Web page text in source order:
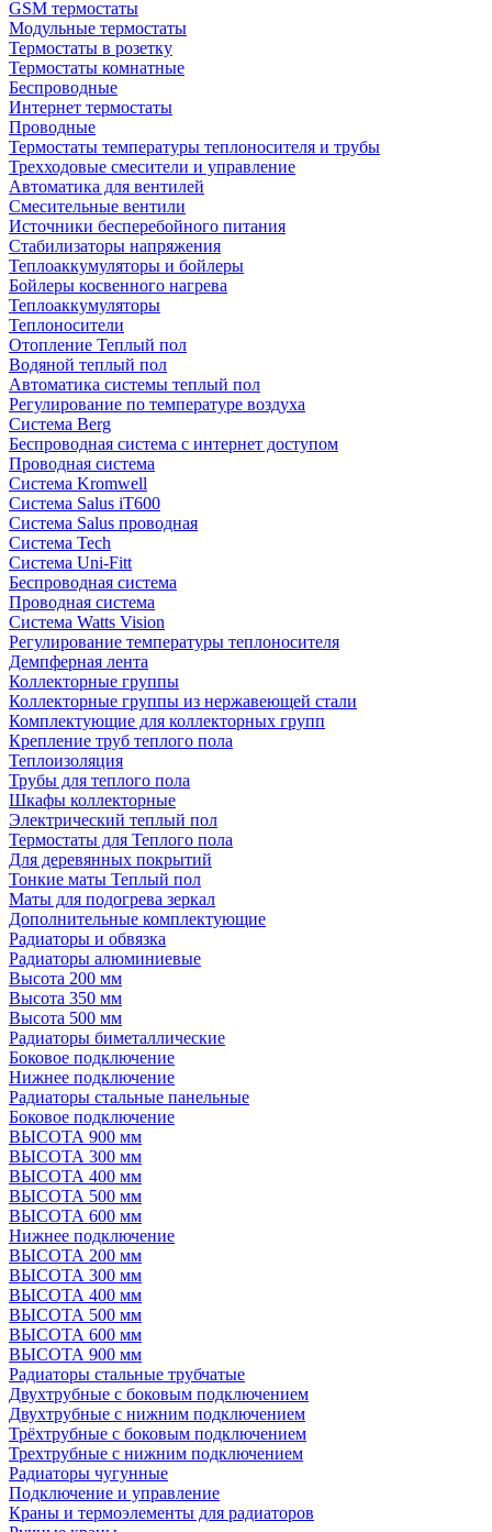
GSM термостаты
Модульные термостаты
Термостаты в розетку
Термостаты комнатные
Беспроводные
Интернет термостаты
Проводные
Термостаты температуры теплоносителя и трубы
Трехходовые смесители и управление
Автоматика для вентилей
Смесительные вентили
Источники бесперебойного питания
Стабилизаторы напряжения
Теплоаккумуляторы и бойлеры
Бойлеры косвенного нагрева
Теплоаккумуляторы
Теплоносители
Отопление Теплый пол
Водяной теплый пол
Автоматика системы теплый пол
Регулирование по температуре воздуха
Система Berg
Беспроводная система с интернет доступом
Проводная система
Система Kromwell
Система Salus iT600
Система Salus проводная
Система Tech
Система Uni-Fitt
Беспроводная система
Проводная система
Система Watts Vision
Регулирование температуры теплоносителя
Демпферная лента
Коллекторные группы
Коллекторные группы из нержавеющей стали
Комплектующие для коллекторных групп
Крепление труб теплого пола
Теплоизоляция
Трубы для теплого пола
Шкафы коллекторные
Электрический теплый пол
Термостаты для Теплого пола
Для деревянных покрытий
Тонкие маты Теплый пол
Маты для подогрева зеркал
Дополнительные комплектующие
Радиаторы и обвязка
Радиаторы алюминиевые
Высота 200 мм
Высота 350 мм
Высота 500 мм
Радиаторы биметаллические
Боковое подключение
Нижнее подключение
Радиаторы стальные панельные
Боковое подключение
ВЫСОТА 900 мм
ВЫСОТА 300 мм
ВЫСОТА 400 мм
ВЫСОТА 500 мм
ВЫСОТА 600 мм
Нижнее подключение
ВЫСОТА 200 мм
ВЫСОТА 300 мм
ВЫСОТА 400 мм
ВЫСОТА 500 мм
ВЫСОТА 600 мм
ВЫСОТА 900 мм
Радиаторы стальные трубчатые
Двухтрубные с боковым подключением
Двухтрубные с нижним подключением
Трёхтрубные с боковым подключением
Трехтрубные с нижним подключением
Радиаторы чугунные
Подключение и управление
Краны и термоэлементы для радиаторов